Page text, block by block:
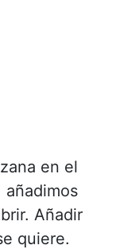
en el
añadimos
Añadir
quiere.